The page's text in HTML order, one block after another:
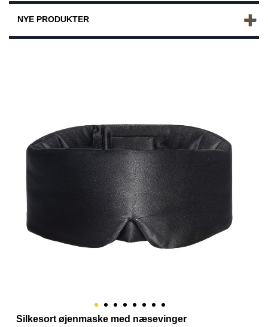
NYE PRODUKTER
Silkesort øjenmaske med næsevinger